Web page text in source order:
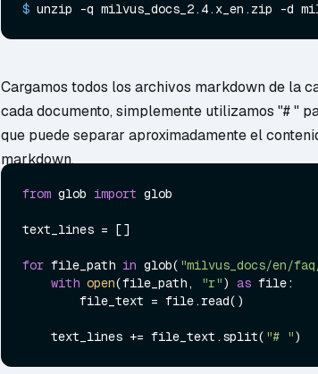
$ unzip -q milvus_docs_2.4.x_en.zip -d
Cargamos todos los archivos markdown de la
cada documento, simplemente utilizamos "# "
que puede separar aproximadamente el
markdown.
from glob import glob
text_lines = []
for file_path in glob( "milvus_docs/en/
with open(file_path, "r") as file:
    text_lines += file_text.split(
"# "